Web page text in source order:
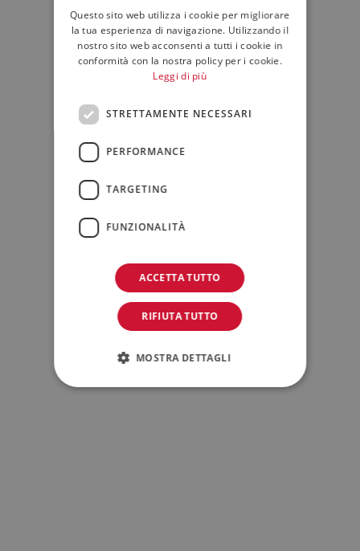
ENGLISH
Questo sito web utilizza i cookie per migliorare
la tua esperienza di navigazione. Utilizzando il
nostro sito web acconsenti a tutti i cookie in
conformità con la nostra policy per i cookie.
Leggi di più
STRETTAMENTE NECESSARI
PERFORMANCE
TARGETING
FUNZIONALITÀ
ACCETTA TUTTO
RIFIUTA TUTTO
MOSTRA DETTAGLI